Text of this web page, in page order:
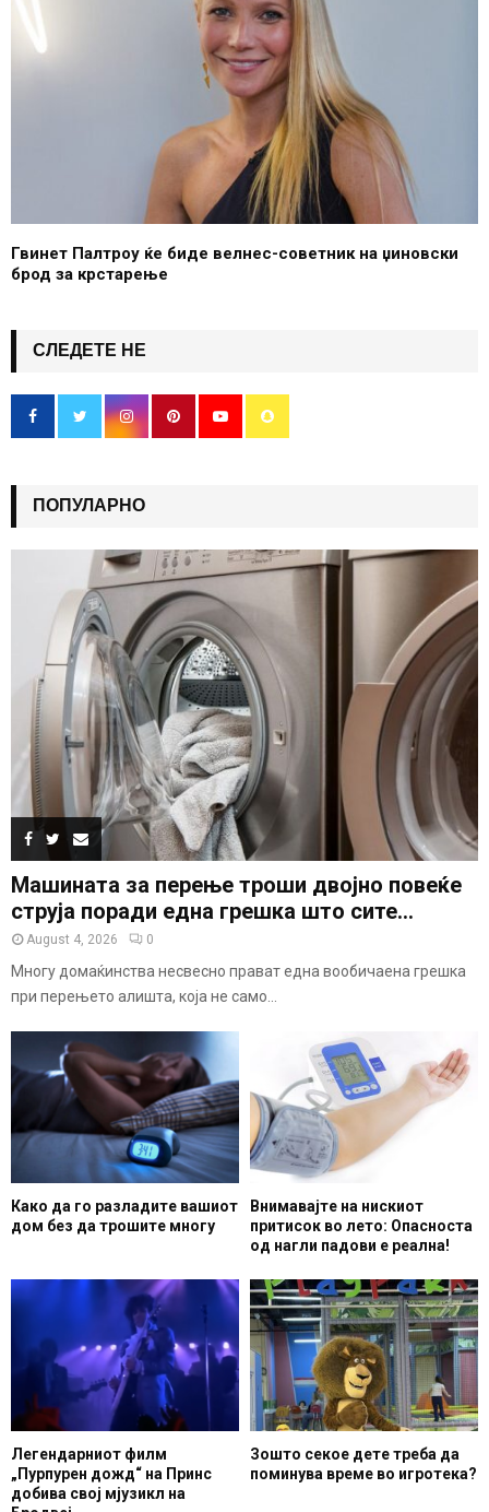
Гвинет Палтроу ќе биде велнес-советник на џиновски
брод за крстарење
СЛЕДЕТЕ НЕ
ПОПУЛАРНО
Машината за перење троши двојно повеќе
струја поради една грешка што сите...
August 4, 2026 0
Многу домаќинства несвесно прават една вообичаена грешка
при перењето алишта, која не само...
Како да го разладите вашиот
дом без да трошите многу
Внимавајте на нискиот
притисок во лето: Опасноста
од нагли падови е реална!
Легендарниот филм
„Пурпурен дожд“ на Принс
добива свој мјузикл на
Зошто секое дете треба да
поминува време во игротека?